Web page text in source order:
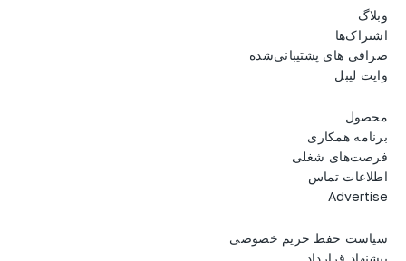
وبلاگ
اشتراک‌ها
صرافی های پشتیبانی‌شده
وایت لیبل
محصول
برنامه همکاری
فرصت‌های شغلی
اطلاعات تماس
Advertise
سیاست حفظ حریم خصوصی